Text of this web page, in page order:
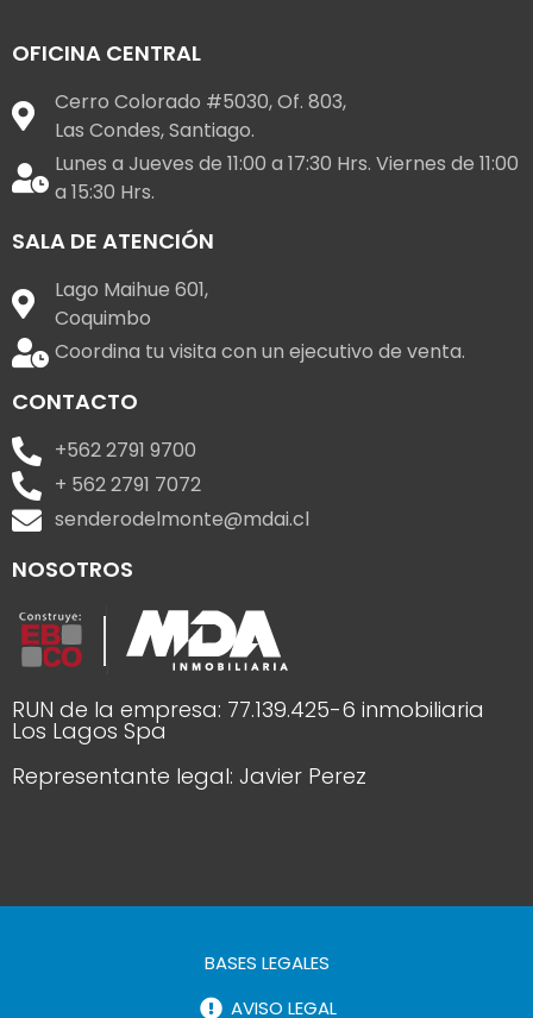
OFICINA CENTRAL
Cerro Colorado #5030, Of. 803,
Las Condes, Santiago.
Lunes a Jueves de 11:00 a 17:30 Hrs. Viernes de 11:00
a 15:30 Hrs.
SALA DE ATENCIÓN
Lago Maihue 601,
Coquimbo
Coordina tu visita con un ejecutivo de venta.
CONTACTO
+562 2791 9700
+ 562 2791 7072
senderodelmonte@mdai.cl
NOSOTROS
RUN de la empresa: 77.139.425-6 inmobiliaria
Los Lagos Spa
Representante legal: Javier Perez
BASES LEGALES
AVISO LEGAL